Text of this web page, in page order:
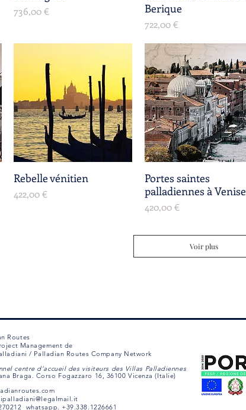
Prix
736,00 €
Berique
Prix
722,00 €
Aperçu rapide
Rebelle vénitien
Prix
422,00 €
Aperçu rapide
Portes saintes
palladiennes à Venise
Prix
420,00 €
Voir plus
Routes
Management de
/ Palladian Routes Company Network
centre d'accueil des visiteurs des Villas Palladiennes
Braga. Corso Fogazzaro 16, 36100 Vicenza (Italie)
whatsapp. +39.338.1226661